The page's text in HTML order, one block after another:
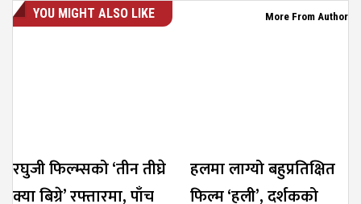
YOU MIGHT ALSO LIKE More From Author
रघुजी फिल्म्सको ‘तीन तीघ्रे
क्या बिग्रे’ रफ्तारमा, पाँच
हलमा लाग्यो बहुप्रतिक्षित
फिल्म ‘हली’, दर्शकको